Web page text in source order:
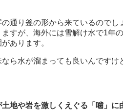
通り釜の形から来ているのでし
すが、海外には雪解け水で1年
あります。
ら水が溜まっても良いんですけ
地や岩を激しくえぐる「噛」に